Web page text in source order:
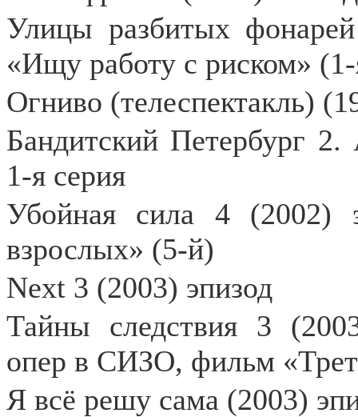
Улицы разбитых фонарей
«Ищу работу с риском»
Огниво (телеспектакль)
Бандитский Петербург
1-я серия
Убойная сила 4 (2002)
взрослых» (5-й)
Next 3 (2003) эпизод
Тайны следствия 3
опер в СИЗО, фильм
Я всё решу сама (2003)